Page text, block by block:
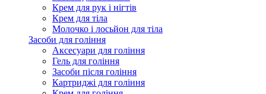
Крем для рук і нігтів
Крем для тіла
Молочко і лосьйон для тіла
Засоби для гоління
Аксесуари для гоління
Гель для гоління
Засоби після гоління
Картриджі для гоління